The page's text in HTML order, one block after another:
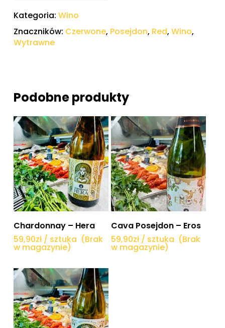
Kategoria: Wino
Znaczników: Czerwone, Posejdon, Red, Wino,
Wytrawne
Podobne produkty
Dowiedz się więcej
Chardonnay – Hera
59,90zł / sztuka (Brak
w magazynie)
Dowiedz się więcej
Cava Posejdon – Eros
59,90zł / sztuka (Brak
w magazynie)